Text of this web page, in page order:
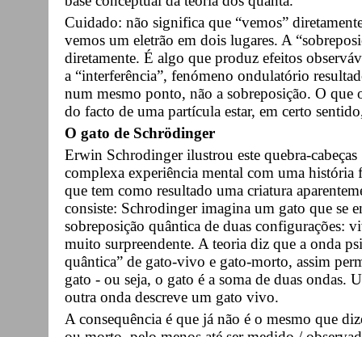
Cuidado: não significa que “vemos”
vemos um eletrão em dois lugares. A
diretamente. É algo que produz efeitos
a “interferência”, fenómeno ondulatório
num mesmo ponto, não a sobreposição. O que
do facto de uma partícula estar, em certo
O gato de Schrödinger
Erwin Schrodinger ilustrou este quebra-
complexa experiência mental com uma
que tem como resultado uma criatura
consiste: Schrodinger imagina um gato que se
sobreposição quântica de duas configurações:
muito surpreendente. A teoria diz que a onda
quântica” de gato-vivo e gato-morto, assim
gato - ou seja, o gato é a soma de duas ondas.
outra onda descreve um gato vivo.
A consequência é que já não é o mesmo que